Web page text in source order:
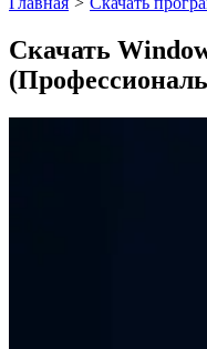
Скачать